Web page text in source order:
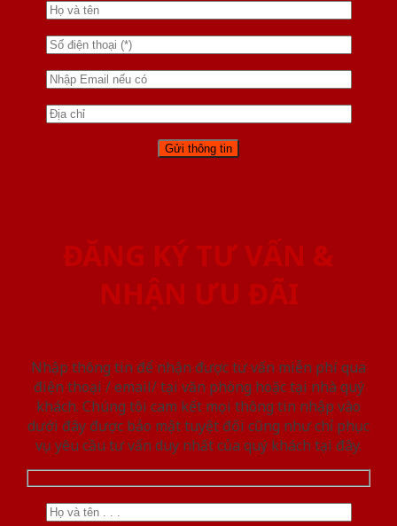
ĐĂNG KÝ TƯ VẤN &
NHẬN ƯU ĐÃI
Nhập thông tin để nhận được tư vấn miễn phí qua
điện thoại / email/ tại văn phòng hoặc tại nhà quý
khách. Chúng tôi cam kết mọi thông tin nhập vào
dưới đây được bảo mật tuyệt đối cũng như chỉ phục
vụ yêu cầu tư vấn duy nhất của quý khách tại đây.